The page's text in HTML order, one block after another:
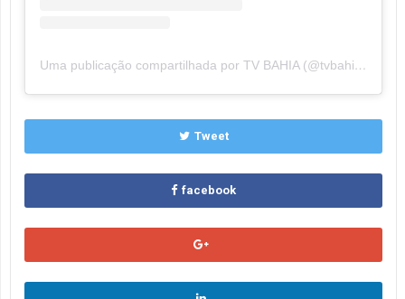
Uma publicação compartilhada por TV BAHIA (@tvbahiaoficial)
Tweet
facebook